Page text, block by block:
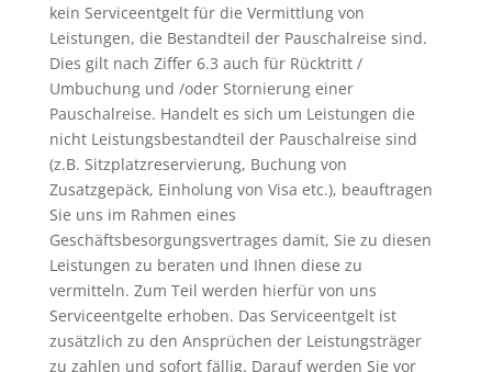
kein Serviceentgelt für die Vermittlung von
Leistungen, die Bestandteil der Pauschalreise sind.
Dies gilt nach Ziffer 6.3 auch für Rücktritt /
Umbuchung und /oder Stornierung einer
Pauschalreise. Handelt es sich um Leistungen die
nicht Leistungsbestandteil der Pauschalreise sind
(z.B. Sitzplatzreservierung, Buchung von
Zusatzgepäck, Einholung von Visa etc.), beauftragen
Sie uns im Rahmen eines
Geschäftsbesorgungsvertrages damit, Sie zu diesen
Leistungen zu beraten und Ihnen diese zu
vermitteln. Zum Teil werden hierfür von uns
Serviceentgelte erhoben. Das Serviceentgelt ist
zusätzlich zu den Ansprüchen der Leistungsträger
zu zahlen und sofort fällig. Darauf werden Sie vor